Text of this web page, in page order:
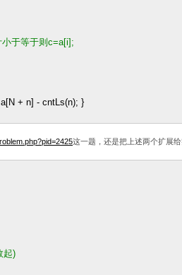
小于等于则c=a[i];
a[N + n] - cntLs(n); }
这一题，还是把上述两个扩展
起)